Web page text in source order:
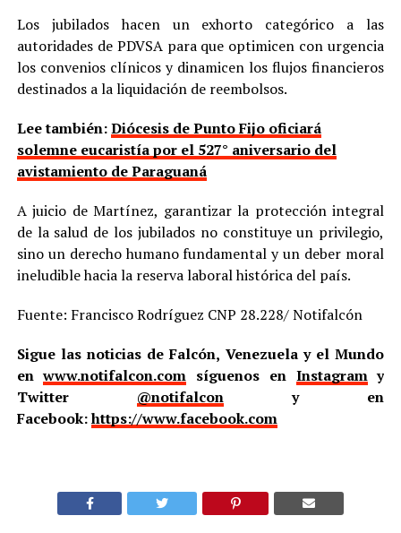
Los jubilados hacen un exhorto categórico a las
autoridades de PDVSA para que optimicen con urgencia
los convenios clínicos y dinamicen los flujos financieros
destinados a la liquidación de reembolsos.
Lee también:Diócesis de Punto Fijo oficiará
solemne eucaristía por el 527° aniversario del
avistamiento de Paraguaná
A juicio de Martínez, garantizar la protección integral
de la salud de los jubilados no constituye un privilegio,
sino un derecho humano fundamental y un deber moral
ineludible hacia la reserva laboral histórica del país.
Fuente: Francisco Rodríguez CNP 28.228/ Notifalcón
Sigue las noticias de Falcón, Venezuela y el Mundo
enwww.notifalcon.com síguenos en Instagramy
Twitter @notifalcony en
Facebook:https://www.facebook.com